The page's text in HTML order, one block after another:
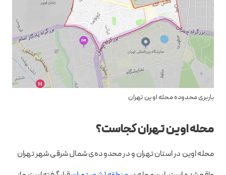
باربری محدوده محله اوین تهران
محله اوین تهران کجاست؟
محله اوین در استان تهران و در محدوده‌ی شمال شرقی شهر تهران